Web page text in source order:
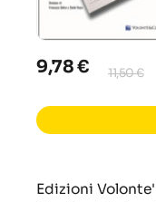
9,78 € 11,50 €
Edizioni Volonte'